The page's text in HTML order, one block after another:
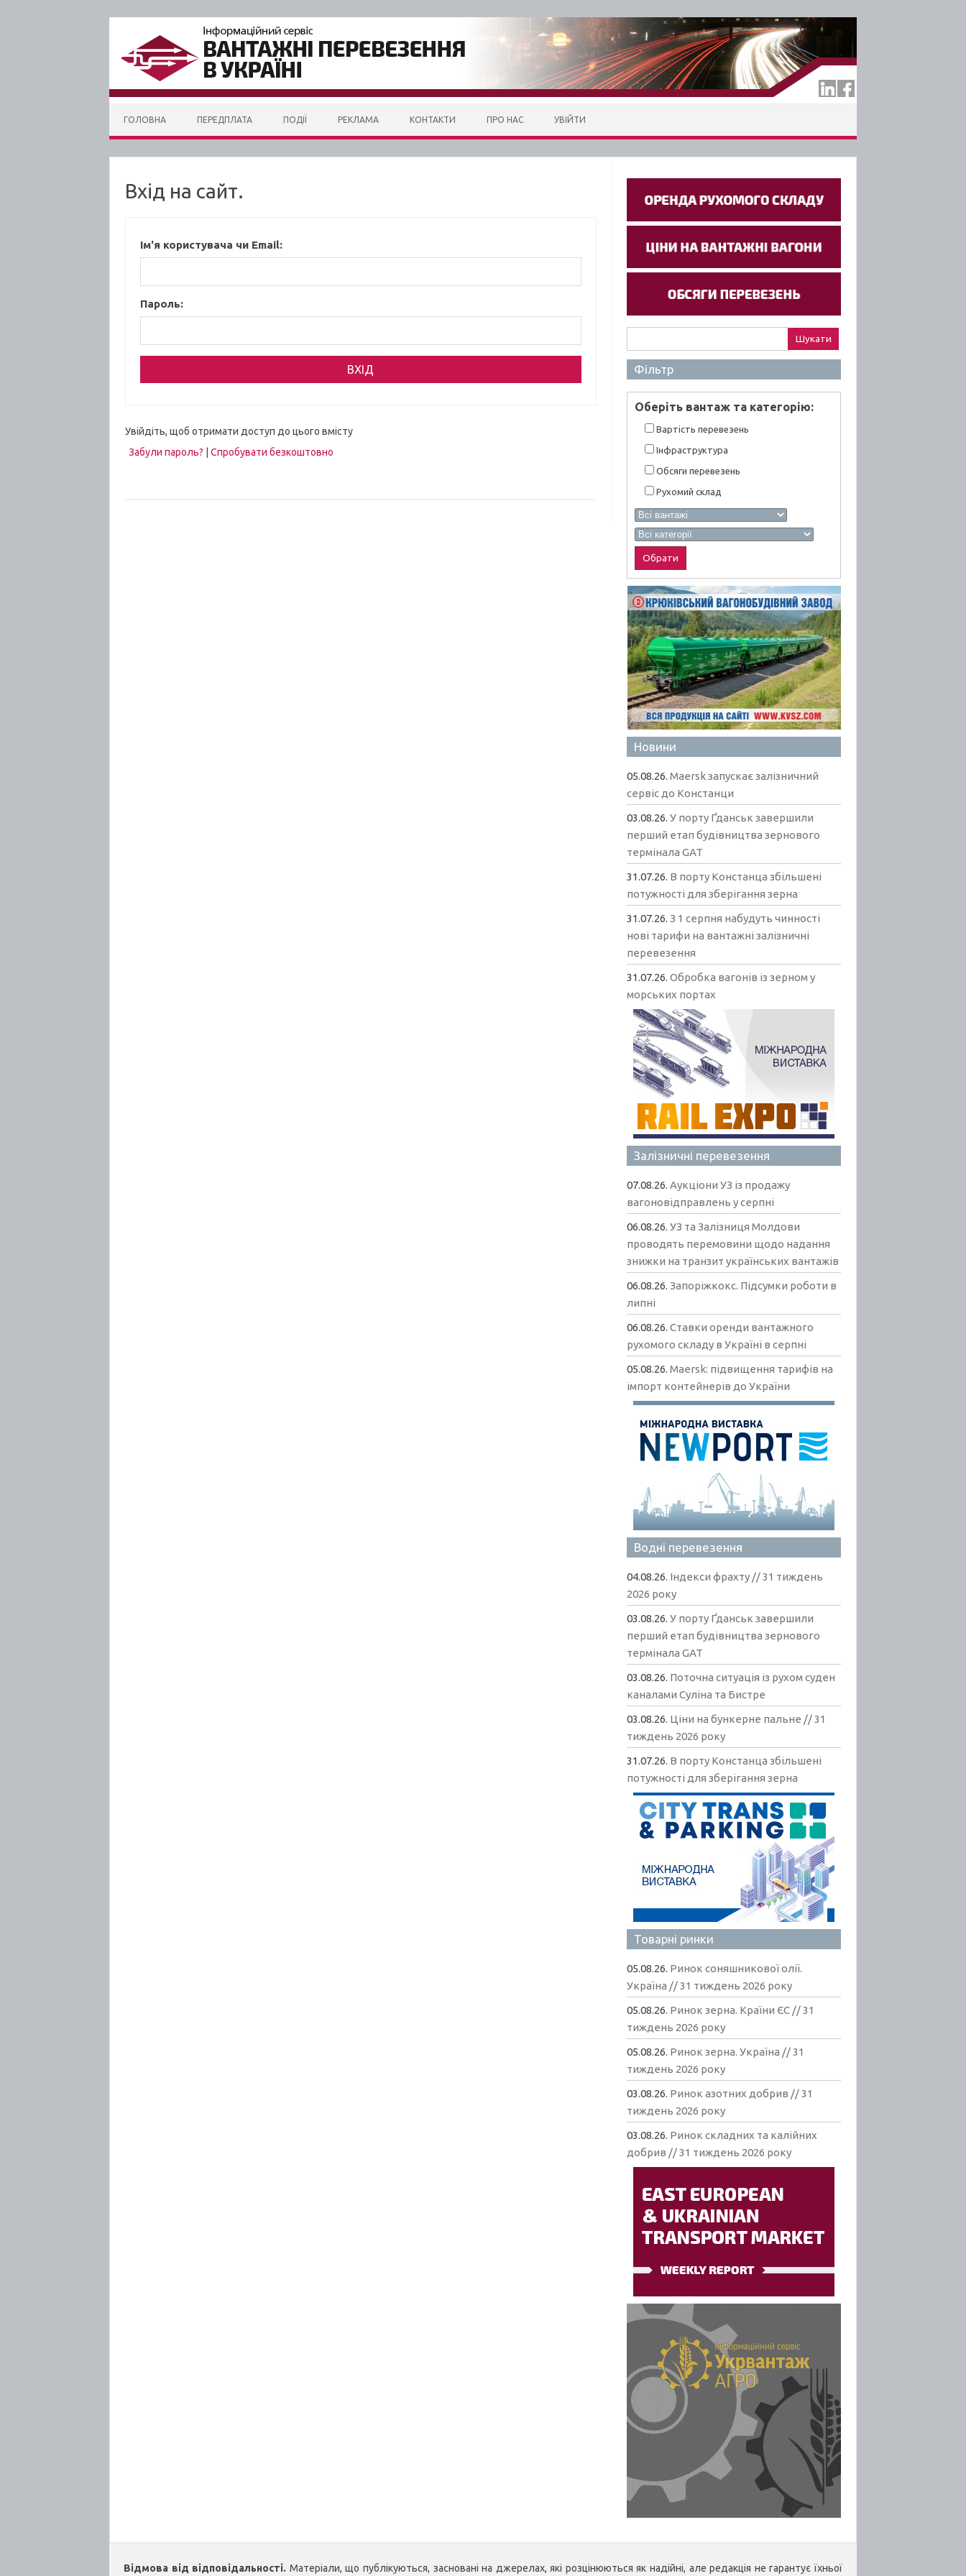
ГОЛОВНА ПЕРЕДПЛАТА ПОДІЇ РЕКЛАМА КОНТАКТИ ПРО НАС УВІЙТИ
Вхід на сайт.
Ім'я користувача чи Email:
Пароль:
Увійдіть, щоб отримати доступ до цього вмісту
Забули пароль?
Спробувати безкоштовно
Фільтр
Оберiть вантаж та категорiю:
Вартiсть перевезень
Інфраструктура
Обсяги перевезень
Рухомий склад
Новини
05.08.26.Maersk запускає залізничний
сервіс до Констанци
03.08.26.У порту Ґданськ завершили
перший етап будівництва зернового
термінала GAT
31.07.26. В порту Констанца збільшені
потужності для зберігання зерна
31.07.26.З 1 серпня набудуть чинності
нові тарифи на вантажні залізничні
перевезення
31.07.26.Обробка вагонів із зерном у
морських портах
Залізничні перевезення
07.08.26.Аукціони УЗ із продажу
вагоновідправлень у серпні
06.08.26.УЗ та Залізниця Молдови
проводять перемовини щодо надання
знижки на транзит українських вантажів
06.08.26.Запоріжкокс. Підсумки роботи в
липні
06.08.26.Ставки оренди вантажного
рухомого складу в Україні в серпні
05.08.26.Maersk: підвищення тарифів на
імпорт контейнерів до України
Водні перевезення
04.08.26. Індекси фрахту // 31 тиждень
2026 року
03.08.26.У порту Ґданськ завершили
перший етап будівництва зернового
термінала GAT
03.08.26. Поточна ситуація із рухом суден
каналами Суліна та Бистре
03.08.26. Ціни на бункерне пальне // 31
тиждень 2026 року
31.07.26. В порту Констанца збільшені
потужності для зберігання зерна
Товарні ринки
05.08.26. Ринок соняшникової олії.
Україна // 31 тиждень 2026 року
05.08.26. Ринок зерна. Країни ЄС // 31
тиждень 2026 року
05.08.26. Ринок зерна. Україна // 31
тиждень 2026 року
03.08.26. Ринок азотних добрив // 31
тиждень 2026 року
03.08.26. Ринок складних та калійних
добрив // 31 тиждень 2026 року
Відмова від відповідальності. Матеріали, що публікуються, засновані на джерелах, які розцінюються як надійні, але редакція не гарантує їхньої